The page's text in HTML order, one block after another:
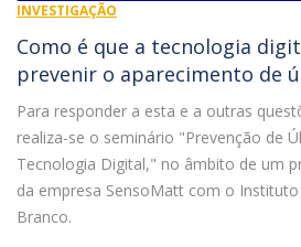
INVESTIGAÇÃO
Como é que a tecnologia
prevenir o aparecimento de
Para responder a esta e a outras
realiza-se o seminário "Prevenção de
Tecnologia Digital," no âmbito de um
da empresa SensoMatt com o
Branco.